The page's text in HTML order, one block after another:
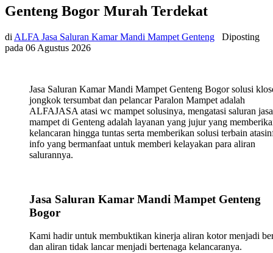
Genteng Bogor Murah Terdekat
di ALFA Jasa Saluran Kamar Mandi Mampet Genteng
Diposting
pada 06 Agustus 2026
Jasa Saluran Kamar Mandi Mampet Genteng Bogor solusi
jongkok tersumbat dan pelancar Paralon Mampet adalah
ALFAJASA atasi wc mampet solusinya, mengatasi saluran jasa
mampet di Genteng adalah layanan yang jujur yang
kelancaran hingga tuntas serta memberikan solusi terbain
info yang bermanfaat untuk memberi kelayakan para aliran
salurannya.
Jasa Saluran Kamar Mandi Mampet Genteng
Bogor
Kami hadir untuk membuktikan kinerja aliran kotor menjadi
dan aliran tidak lancar menjadi bertenaga kelancaranya.